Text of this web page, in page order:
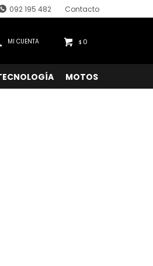
MOTOS
$ 0
092 195 482 Contacto